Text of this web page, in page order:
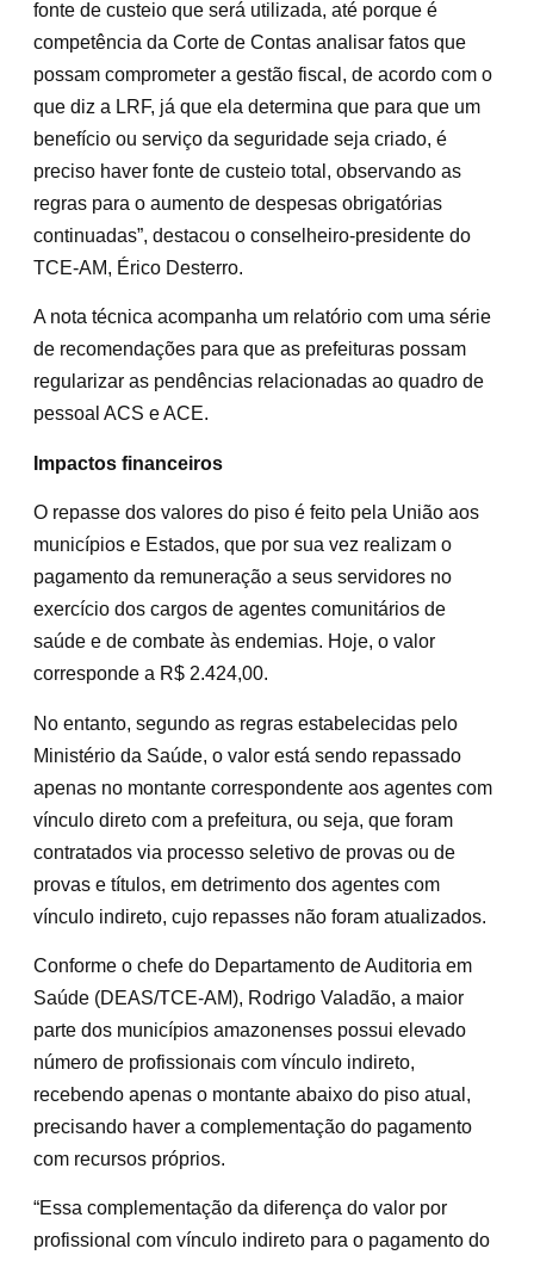
fonte de custeio que será utilizada, até porque é
competência da Corte de Contas analisar fatos que
possam comprometer a gestão fiscal, de acordo com o
que diz a LRF, já que ela determina que para que um
benefício ou serviço da seguridade seja criado, é
preciso haver fonte de custeio total, observando as
regras para o aumento de despesas obrigatórias
continuadas”, destacou o conselheiro-presidente do
TCE-AM, Érico Desterro.
A nota técnica acompanha um relatório com uma série
de recomendações para que as prefeituras possam
regularizar as pendências relacionadas ao quadro de
pessoal ACS e ACE.
Impactos financeiros
O repasse dos valores do piso é feito pela União aos
municípios e Estados, que por sua vez realizam o
pagamento da remuneração a seus servidores no
exercício dos cargos de agentes comunitários de
saúde e de combate às endemias. Hoje, o valor
corresponde a R$ 2.424,00.
No entanto, segundo as regras estabelecidas pelo
Ministério da Saúde, o valor está sendo repassado
apenas no montante correspondente aos agentes com
vínculo direto com a prefeitura, ou seja, que foram
contratados via processo seletivo de provas ou de
provas e títulos, em detrimento dos agentes com
vínculo indireto, cujo repasses não foram atualizados.
Conforme o chefe do Departamento de Auditoria em
Saúde (DEAS/TCE-AM), Rodrigo Valadão, a maior
parte dos municípios amazonenses possui elevado
número de profissionais com vínculo indireto,
recebendo apenas o montante abaixo do piso atual,
precisando haver a complementação do pagamento
com recursos próprios.
“Essa complementação da diferença do valor por
profissional com vínculo indireto para o pagamento do